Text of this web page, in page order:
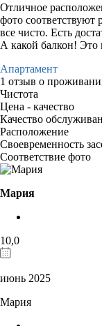
Отличное
фото соответствуют
все чисто. Есть
А какой балкон! Это
Апартамент
1 отзыв о
Чистота
Цена - качество
Качество
Расположение
Своевременность
Соответствие фото
Мария
10,0
июнь 2025
Мария